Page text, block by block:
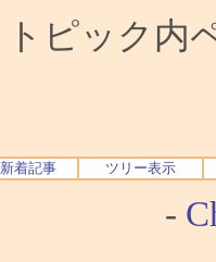
トピック内
新着記事 ツリー表示
-